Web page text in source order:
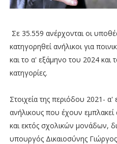
Σε 35.559 ανέρχονται οι
κατηγορηθεί ανήλικοι για
και το α' εξάμηνο του 2024 και
κατηγορίες.
Στοιχεία της περιόδου 2021-
ανήλικους που έχουν εμπλακεί
και εκτός σχολικών μονάδων,
υπουργός Δικαιοσύνης